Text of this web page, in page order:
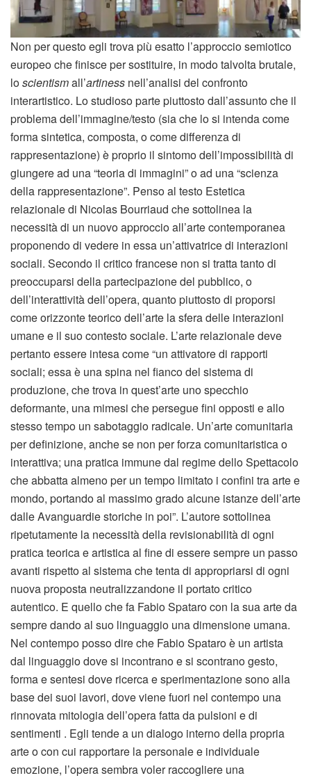
Non per questo egli trova più esatto l’approccio semiotico
europeo che finisce per sostituire, in modo talvolta brutale,
loscientismall’artiness nell’analisi del confronto
interartistico. Lo studioso parte piuttosto dall’assunto che il
problema dell’immagine/testo (sia che lo si intenda come
forma sintetica, composta, o come differenza di
rappresentazione) è proprio il sintomo dell’impossibilità di
giungere ad una “teoria di immagini” o ad una “scienza
della rappresentazione”. Penso al testo Estetica
relazionale di Nicolas Bourriaud che sottolinea la
necessità di un nuovo approccio all’arte contemporanea
proponendo di vedere in essa un’attivatrice di interazioni
sociali. Secondo il critico francese non si tratta tanto di
preoccuparsi della partecipazione del pubblico, o
dell’interattività dell’opera, quanto piuttosto di proporsi
come orizzonte teorico dell’arte la sfera delle interazioni
umane e il suo contesto sociale. L’arte relazionale deve
pertanto essere intesa come “un attivatore di rapporti
sociali; essa è una spina nel fianco del sistema di
produzione, che trova in quest’arte uno specchio
deformante, una mimesi che persegue fini opposti e allo
stesso tempo un sabotaggio radicale. Un’arte comunitaria
per definizione, anche se non per forza comunitaristica o
interattiva; una pratica immune dal regime dello Spettacolo
che abbatta almeno per un tempo limitato i confini tra arte e
mondo, portando al massimo grado alcune istanze dell’arte
dalle Avanguardie storiche in poi”. L’autore sottolinea
ripetutamente la necessità della revisionabilità di ogni
pratica teorica e artistica al fine di essere sempre un passo
avanti rispetto al sistema che tenta di appropriarsi di ogni
nuova proposta neutralizzandone il portato critico
autentico. E quello che fa Fabio Spataro con la sua arte da
sempre dando al suo linguaggio una dimensione umana.
Nel contempo posso dire che Fabio Spataro è un artista
dal linguaggio dove si incontrano e si scontrano gesto,
forma e sentesi dove ricerca e sperimentazione sono alla
base dei suoi lavori, dove viene fuori nel contempo una
rinnovata mitologia dell’opera fatta da pulsioni e di
sentimenti . Egli tende a un dialogo interno della propria
arte o con cui rapportare la personale e individuale
emozione, l’opera sembra voler raccogliere una